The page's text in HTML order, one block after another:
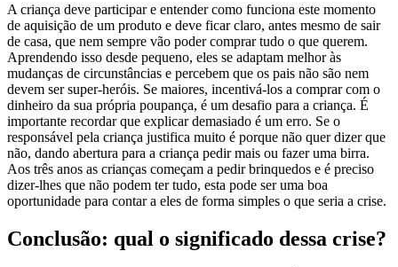
A criança deve participar e entender como funciona este momento
de aquisição de um produto e deve ficar claro, antes mesmo de sair
de casa, que nem sempre vão poder comprar tudo o que querem.
Aprendendo isso desde pequeno, eles se adaptam melhor às
mudanças de circunstâncias e percebem que os pais não são nem
devem ser super-heróis. Se maiores, incentivá-los a comprar com o
dinheiro da sua própria poupança, é um desafio para a criança. É
importante recordar que explicar demasiado é um erro. Se o
responsável pela criança justifica muito é porque não quer dizer que
não, dando abertura para a criança pedir mais ou fazer uma birra.
Aos três anos as crianças começam a pedir brinquedos e é preciso
dizer-lhes que não podem ter tudo, esta pode ser uma boa
oportunidade para contar a eles de forma simples o que seria a crise.
Conclusão: qual o significado dessa crise?